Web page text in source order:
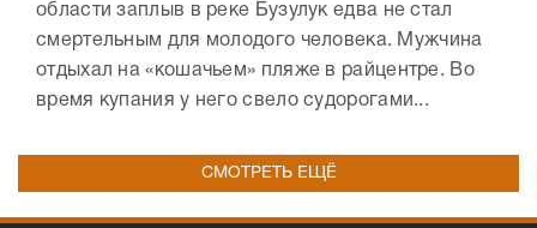
области заплыв в реке Бузулук едва не стал
смертельным для молодого человека. Мужчина
отдыхал на «кошачьем» пляже в райцентре. Во
время купания у него свело судорогами...
СМОТРЕТЬ ЕЩЁ